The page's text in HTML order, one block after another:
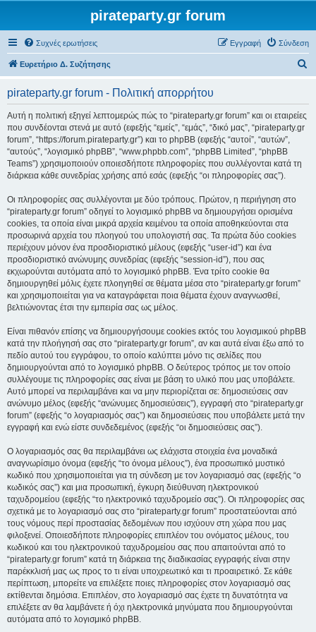
pirateparty.gr forum
Συχνές ερωτήσεις Σύνδεση
Εγγραφή
Ευρετήριο Δ. Συζήτησης
pirateparty.gr forum - Πολιτική απορρήτου
Αυτή η πολιτική εξηγεί λεπτομερώς πώς το “pirateparty.gr forum” και οι εταιρείες
που συνδέονται στενά με αυτό (εφεξής “εμείς”, “εμάς”, “δικό μας”, “pirateparty.gr
forum”, “https://forum.pirateparty.gr”) και το phpBB (εφεξής “αυτοί”, “αυτών”,
“αυτούς”, “λογισμικό phpBB”, “www.phpbb.com”, “phpBB Limited”, “phpBB
Teams”) χρησιμοποιούν οποιεσδήποτε πληροφορίες που συλλέγονται κατά τη
διάρκεια κάθε συνεδρίας χρήσης από εσάς (εφεξής “οι πληροφορίες σας”).
Οι πληροφορίες σας συλλέγονται με δύο τρόπους. Πρώτον, η περιήγηση στο
“pirateparty.gr forum” οδηγεί το λογισμικό phpBB να δημιουργήσει ορισμένα
cookies, τα οποία είναι μικρά αρχεία κειμένου τα οποία αποθηκεύονται στα
προσωρινά αρχεία του πλοηγού του υπολογιστή σας. Τα πρώτα δύο cookies
περιέχουν μόνον ένα προσδιοριστικό μέλους (εφεξής “user-id”) και ένα
προσδιοριστικό ανώνυμης συνεδρίας (εφεξής “session-id”), που σας
εκχωρούνται αυτόματα από το λογισμικό phpBB. Ένα τρίτο cookie θα
δημιουργηθεί μόλις έχετε πλοηγηθεί σε θέματα μέσα στο “pirateparty.gr forum”
και χρησιμοποιείται για να καταγράφεται ποια θέματα έχουν αναγνωσθεί,
βελτιώνοντας έτσι την εμπειρία σας ως μέλος.
Είναι πιθανόν επίσης να δημιουργήσουμε cookies εκτός του λογισμικού phpBB
κατά την πλοήγησή σας στο “pirateparty.gr forum”, αν και αυτά είναι έξω από το
πεδίο αυτού του εγγράφου, το οποίο καλύπτει μόνο τις σελίδες που
δημιουργούνται από το λογισμικό phpBB. Ο δεύτερος τρόπος με τον οποίο
συλλέγουμε τις πληροφορίες σας είναι με βάση το υλικό που μας υποβάλετε.
Αυτό μπορεί να περιλαμβάνει και να μην περιορίζεται σε: δημοσιεύσεις σαν
ανώνυμο μέλος (εφεξής “ανώνυμες δημοσιεύσεις”), εγγραφή στο “pirateparty.gr
forum” (εφεξής “ο λογαριασμός σας”) και δημοσιεύσεις που υποβάλετε μετά την
εγγραφή και ενώ είστε συνδεδεμένος (εφεξής “οι δημοσιεύσεις σας”).
Ο λογαριασμός σας θα περιλαμβάνει ως ελάχιστα στοιχεία ένα μοναδικά
αναγνωρίσιμο όνομα (εφεξής “το όνομα μέλους”), ένα προσωπικό μυστικό
κωδικό που χρησιμοποιείται για τη σύνδεση με τον λογαριασμό σας (εφεξής “ο
κωδικός σας”) και μια προσωπική, έγκυρη διεύθυνση ηλεκτρονικού
ταχυδρομείου (εφεξής “το ηλεκτρονικό ταχυδρομείο σας”). Οι πληροφορίες σας
σχετικά με το λογαριασμό σας στο “pirateparty.gr forum” προστατεύονται από
τους νόμους περί προστασίας δεδομένων που ισχύουν στη χώρα που μας
φιλοξενεί. Οποιεσδήποτε πληροφορίες επιπλέον του ονόματος μέλους, του
κωδικού και του ηλεκτρονικού ταχυδρομείου σας που απαιτούνται από το
“pirateparty.gr forum” κατά τη διάρκεια της διαδικασίας εγγραφής είναι στην
παρέκκλισή μας ως προς το τι είναι υποχρεωτικό και τι προαιρετικό. Σε κάθε
περίπτωση, μπορείτε να επιλέξετε ποιες πληροφορίες στον λογαριασμό σας
εκτίθενται δημόσια. Επιπλέον, στο λογαριασμό σας έχετε τη δυνατότητα να
επιλέξετε αν θα λαμβάνετε ή όχι ηλεκτρονικά μηνύματα που δημιουργούνται
αυτόματα από το λογισμικό phpBB.